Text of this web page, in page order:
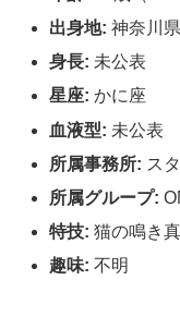
出身地: 神奈川県
身長: 未公表
星座: かに座
血液型: 未公表
所属事務所: ス
所属グループ:
特技: 猫の鳴き
趣味: 不明